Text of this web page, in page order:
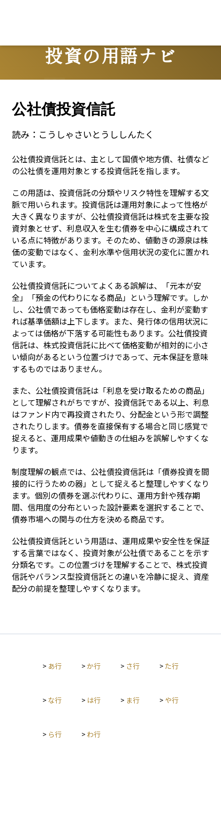
投資の用語ナビ
Terms
公社債投資信託
読み： こうしゃさいとうししんたく
公社債投資信託とは、主として国債や地方債、社債など
の公社債を運用対象とする投資信託を指します。
この用語は、投資信託の分類やリスク特性を理解する文
脈で用いられます。投資信託は運用対象によって性格が
大きく異なりますが、公社債投資信託は株式を主要な投
資対象とせず、利息収入を生む債券を中心に構成されて
いる点に特徴があります。そのため、値動きの源泉は株
価の変動ではなく、金利水準や信用状況の変化に置かれ
ています。
公社債投資信託についてよくある誤解は、「元本が安
全」「預金の代わりになる商品」という理解です。しか
し、公社債であっても価格変動は存在し、金利が変動す
れば基準価額は上下します。また、発行体の信用状況に
よっては価格が下落する可能性もあります。公社債投資
信託は、株式投資信託に比べて価格変動が相対的に小さ
い傾向があるという位置づけであって、元本保証を意味
するものではありません。
また、公社債投資信託は「利息を受け取るための商品」
として理解されがちですが、投資信託である以上、利息
はファンド内で再投資されたり、分配金という形で調整
されたりします。債券を直接保有する場合と同じ感覚で
捉えると、運用成果や値動きの仕組みを誤解しやすくな
ります。
制度理解の観点では、公社債投資信託は「債券投資を間
接的に行うための器」として捉えると整理しやすくなり
ます。個別の債券を選ぶ代わりに、運用方針や残存期
間、信用度の分布といった設計要素を選択することで、
債券市場への関与の仕方を決める商品です。
公社債投資信託という用語は、運用成果や安全性を保証
する言葉ではなく、投資対象が公社債であることを示す
分類名です。この位置づけを理解することで、株式投資
信託やバランス型投資信託との違いを冷静に捉え、資産
配分の前提を整理しやすくなります。
> あ行 >か行 > さ行 > た行
> な行 > は行 > ま行 > や行
> ら行 > わ行